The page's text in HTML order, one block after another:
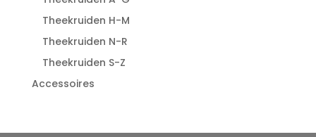
Theekruiden H-M
Theekruiden N-R
Theekruiden S-Z
Accessoires